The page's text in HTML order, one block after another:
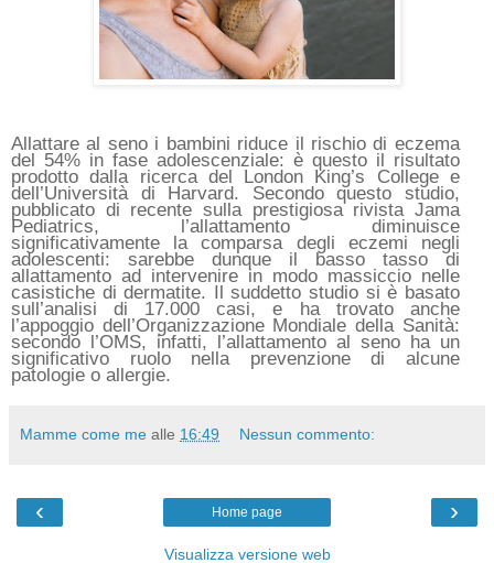
Allattare al seno i bambini riduce il rischio di eczema
del 54% in fase adolescenziale: è questo il risultato
prodotto dalla ricerca del London King’s College e
dell’Università di Harvard. Secondo questo studio,
pubblicato di recente sulla prestigiosa rivista Jama
Pediatrics, l’allattamento diminuisce
significativamente la comparsa degli eczemi negli
adolescenti: sarebbe dunque il basso tasso di
allattamento ad intervenire in modo massiccio nelle
casistiche di dermatite. Il suddetto studio si è basato
sull’analisi di 17.000 casi, e ha trovato anche
l’appoggio dell’Organizzazione Mondiale della Sanità:
secondo l’OMS, infatti, l’allattamento al seno ha un
significativo ruolo nella prevenzione di alcune
patologie o allergie.
Mamme come me alle 16:49 Nessun commento:
‹ ›
Home page
Visualizza versione web